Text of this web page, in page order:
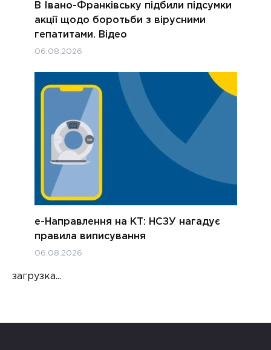
В Івано-Франківську підбили підсумки
акції щодо боротьби з вірусними
гепатитами. Відео
06.08.2026
е-Направлення на КТ: НСЗУ нагадує
правила виписування
06.08.2026
загрузка...